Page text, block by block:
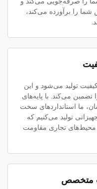
را برآورده می‌کند،
کیفیت تولید می‌شود و این
می‌کند. با پایه‌های
ما استانداردهای سخت
تولید می‌کنیم که
محیط‌های تجاری مقاومت
متخصص